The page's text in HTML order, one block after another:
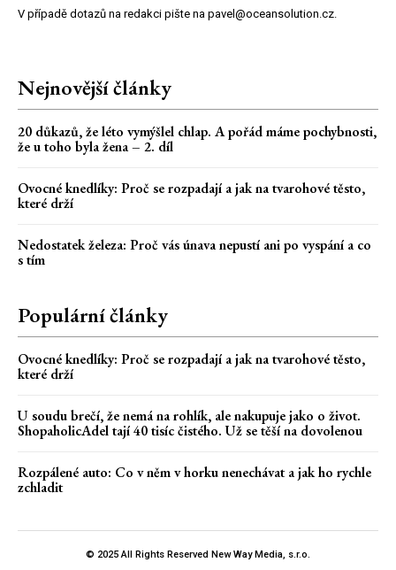
V případě dotazů na redakci pište na pavel@oceansolution.cz.
Nejnovější články
20 důkazů, že léto vymýšlel chlap. A pořád máme pochybnosti,
že u toho byla žena – 2. díl
Ovocné knedlíky: Proč se rozpadají a jak na tvarohové těsto,
které drží
Nedostatek železa: Proč vás únava nepustí ani po vyspání a co
s tím
Populární články
Ovocné knedlíky: Proč se rozpadají a jak na tvarohové těsto,
které drží
U soudu brečí, že nemá na rohlík, ale nakupuje jako o život.
ShopaholicAdel tají 40 tisíc čistého. Už se těší na dovolenou
Rozpálené auto: Co v něm v horku nenechávat a jak ho rychle
zchladit
© 2025 All Rights Reserved New Way Media, s.r.o.